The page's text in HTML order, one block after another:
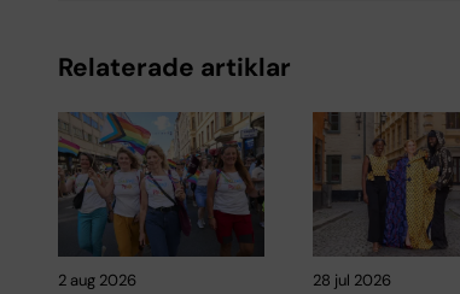
Relaterade artiklar
2 aug 2026 28 jul 2026